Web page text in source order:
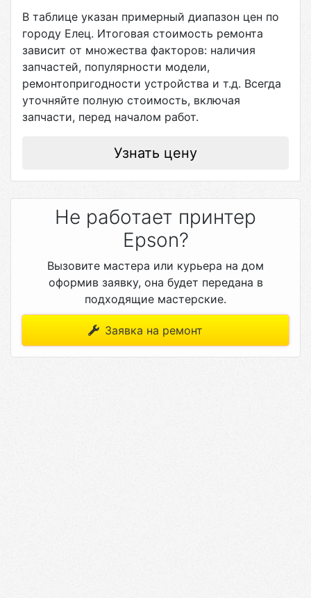
В таблице указан примерный диапазон цен по
городу Елец. Итоговая стоимость ремонта
зависит от множества факторов: наличия
запчастей, популярности модели,
ремонтопригодности устройства и т.д. Всегда
уточняйте полную стоимость, включая
запчасти, перед началом работ.
Узнать цену
Не работает принтер
Epson?
Вызовите мастера или курьера на дом
оформив заявку, она будет передана в
подходящие мастерские.
Заявка на ремонт